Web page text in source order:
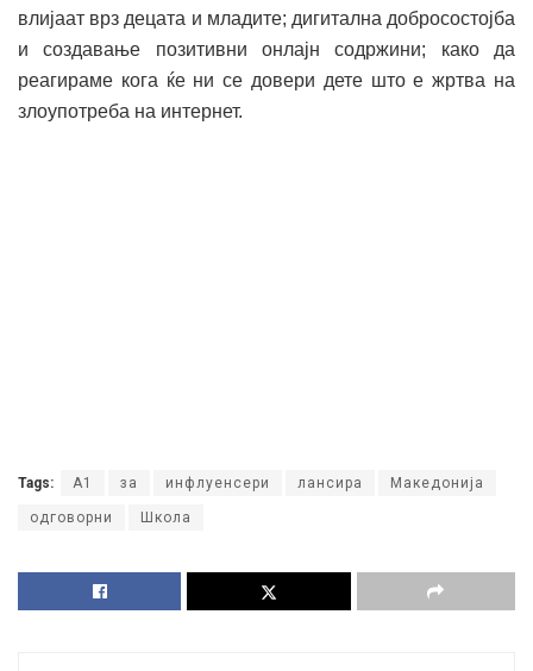
влијаат врз децата и младите; дигитална добросостојба
и создавање позитивни онлајн содржини; како да
реагираме кога ќе ни се довери дете што е жртва на
злоупотреба на интернет.
Tags: А1 за инфлуенсери лансира Македонија
одговорни Школа